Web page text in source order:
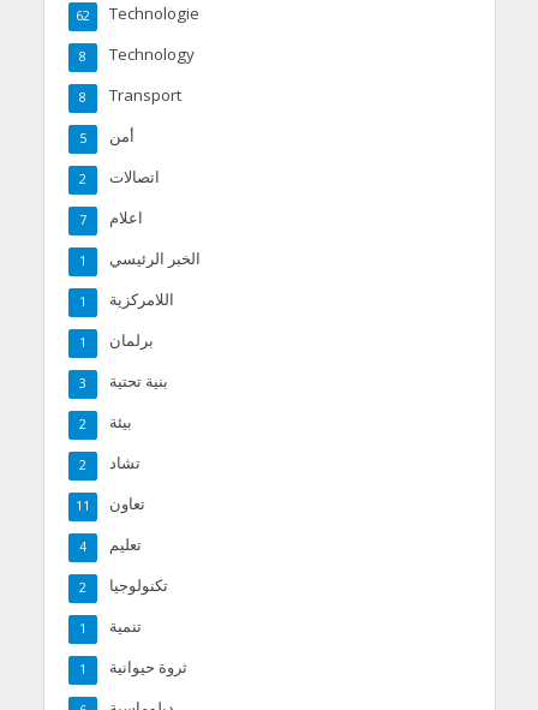
Technologie
62
Technology
8
Transport
8
أمن 5
اتصالات 2
اعلام 7
الخبر الرئيسي 1
اللامركزية 1
برلمان 1
بنية تحتية 3
بيئة 2
تشاد 2
تعاون 11
تعليم 4
تكنولوجيا 2
تنمية 1
ثروة حيوانية 1